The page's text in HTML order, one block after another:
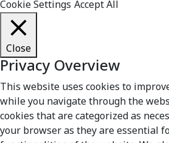
Cookie Settings Accept All
Close
Privacy Overview
This website uses cookies to
while you navigate through the
cookies that are categorized as
your browser as they are essential